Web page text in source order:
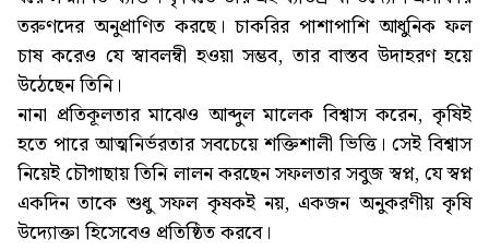
তরুণদের অনুপ্রাণিত করছে। চাকরির পাশাপাশি আধুনিক ফল
চাষ করেও যে স্বাবলম্বী হওয়া সম্ভব, তার বাস্তব উদাহরণ হয়ে
উঠেছেন তিনি।
নানা প্রতিকূলতার মাঝেও আব্দুল মালেক বিশ্বাস করেন, কৃষিই
হতে পারে আত্মনির্ভরতার সবচেয়ে শক্তিশালী ভিত্তি। সেই বিশ্বাস
নিয়েই চৌগাছায় তিনি লালন করছেন সফলতার সবুজ স্বপ্ন, যে স্বপ্ন
একদিন তাকে শুধু সফল কৃষকই নয়, একজন অনুকরণীয় কৃষি
উদ্যোক্তা হিসেবেও প্রতিষ্ঠিত করবে।